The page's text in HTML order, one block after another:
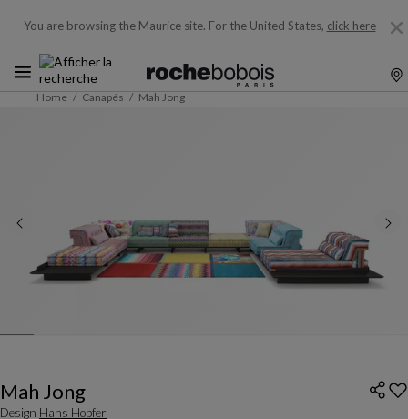
You are browsing the Maurice site. For the United States, click here
Home Canapés Mah Jong
Mah Jong
Design Hans Hopfer